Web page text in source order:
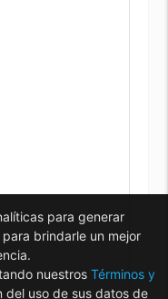
para generar
brindarle un mejor
nuestros Términos y
del uso de sus datos de